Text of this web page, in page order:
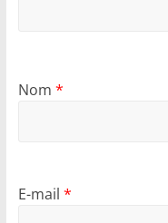
Nom *
E-mail *